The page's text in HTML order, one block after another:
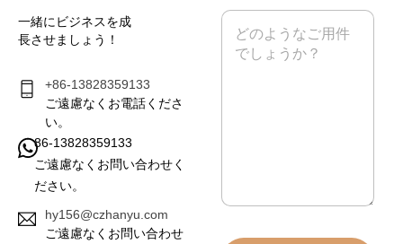
一緒にビジネスを成
長させましょう！
+86-13828359133
ご遠慮なくお電話くださ
い。
86-13828359133
ご遠慮なくお問い合わせく
ださい。
hy156@czhanyu.com
ご遠慮なくお問い合わせ
ル
メ